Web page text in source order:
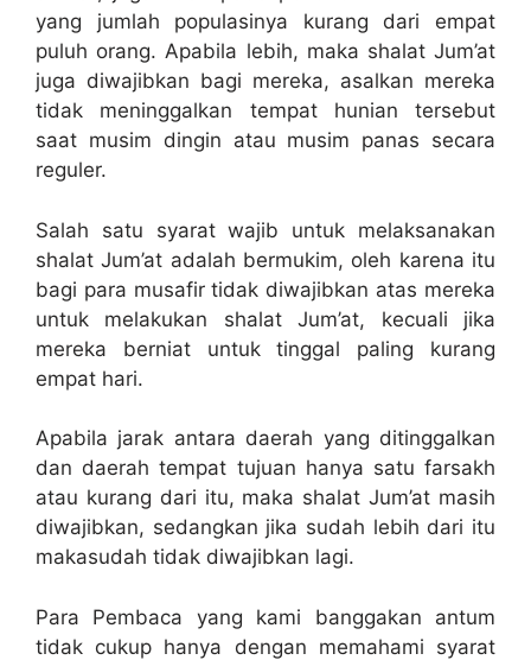
yang jumlah populasinya kurang dari empat
puluh orang. Apabila lebih, maka shalat Jum’at
juga diwajibkan bagi mereka, asalkan mereka
tidak meninggalkan tempat hunian tersebut
saat musim dingin atau musim panas secara
reguler.
Salah satu syarat wajib untuk melaksanakan
shalat Jum’at adalah bermukim, oleh karena itu
bagi para musafir tidak diwajibkan atas mereka
untuk melakukan shalat Jum’at, kecuali jika
mereka berniat untuk tinggal paling kurang
empat hari.
Apabila jarak antara daerah yang ditinggalkan
dan daerah tempat tujuan hanya satu farsakh
atau kurang dari itu, maka shalat Jum’at masih
diwajibkan, sedangkan jika sudah lebih dari itu
makasudah tidak diwajibkan lagi.
Para Pembaca yang kami banggakan antum
tidak cukup hanya dengan memahami syarat